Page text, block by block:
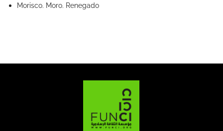
Morisco. Moro. Renegado